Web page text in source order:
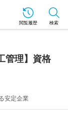
閲覧履歴 検索
管理】資格
安定企業